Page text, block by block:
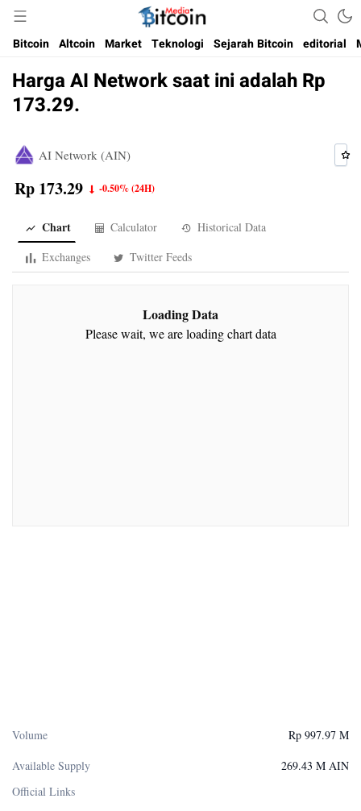
Bitcoin Media Indonesia
Media Bitcoin dan Cryptocurrency, dan Blockchain di Indonesia
Bitcoin Altcoin Market Teknologi Sejarah Bitcoin editorial
Harga AI Network saat ini adalah Rp
173.29.
AI Network (AIN)
Rp 173.29 -0.50%(24H)
Volume
Rp 997.97 M
Available Supply
269.43 M AIN
Official Links
Chart Calculator
Historical Data
Exchanges
Twitter Feeds
Loading Data
Please wait, we are loading chart data